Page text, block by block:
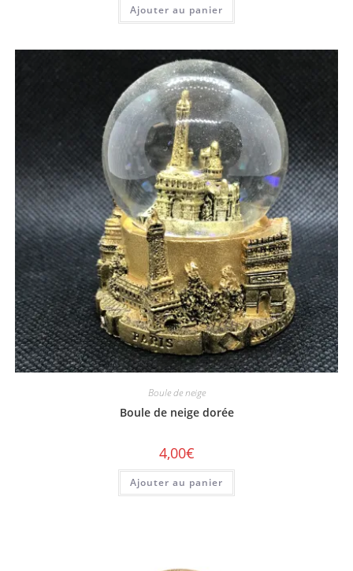
Ajouter au panier
Boule de neige
Boule de neige dorée
4,00€
Ajouter au panier